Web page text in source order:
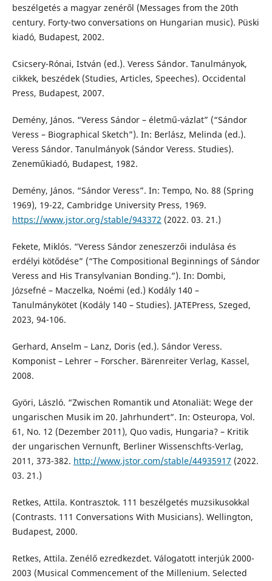
beszélgetés a magyar zenéről (Messages from the 20th
century. Forty-two conversations on Hungarian music). Püski
kiadó, Budapest, 2002.
Csicsery-Rónai, István (ed.). Veress Sándor. Tanulmányok,
cikkek, beszédek (Studies, Articles, Speeches). Occidental
Press, Budapest, 2007.
Demény, János. “Veress Sándor – életmű-vázlat” (“Sándor
Veress – Biographical Sketch”). In: Berlász, Melinda (ed.).
Veress Sándor. Tanulmányok (Sándor Veress. Studies).
Zeneműkiadó, Budapest, 1982.
Demény, János. “Sándor Veress”. In: Tempo, No. 88 (Spring
1969), 19-22, Cambridge University Press, 1969.
https://www.jstor.org/stable/943372 (2022. 03. 21.)
Fekete, Miklós. “Veress Sándor zeneszerzői indulása és
erdélyi kötődése” (“The Compositional Beginnings of Sándor
Veress and His Transylvanian Bonding.”). In: Dombi,
Józsefné – Maczelka, Noémi (ed.) Kodály 140 –
Tanulmánykötet (Kodály 140 – Studies). JATEPress, Szeged,
2023, 94-106.
Gerhard, Anselm – Lanz, Doris (ed.). Sándor Veress.
Komponist – Lehrer – Forscher. Bärenreiter Verlag, Kassel,
2008.
Györi, László. “Zwischen Romantik und Atonaliät: Wege der
ungarischen Musik im 20. Jahrhundert”. In: Osteuropa, Vol.
61, No. 12 (Dezember 2011), Quo vadis, Hungaria? – Kritik
der ungarischen Vernunft, Berliner Wissenschfts-Verlag,
2011, 373-382. http://www.jstor.com/stable/44935917 (2022.
03. 21.)
Retkes, Attila. Kontrasztok. 111 beszélgetés muzsikusokkal
(Contrasts. 111 Conversations With Musicians). Wellington,
Budapest, 2000.
Retkes, Attila. Zenélő ezredkezdet. Válogatott interjúk 2000-
2003 (Musical Commencement of the Millenium. Selected